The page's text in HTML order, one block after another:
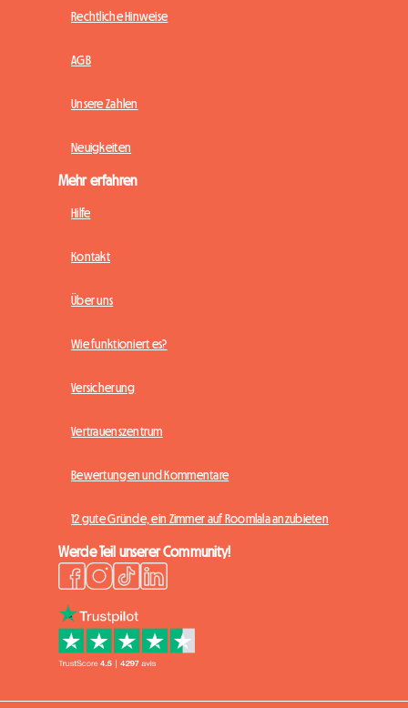
Rechtliche Hinweise
AGB
Unsere Zahlen
Neuigkeiten
Mehr erfahren
Hilfe
Kontakt
Über uns
Wie funktioniert es?
Versicherung
Vertrauenszentrum
Bewertungen und Kommentare
12 gute Gründe, ein Zimmer auf Roomlala anzubieten
Werde Teil unserer Community!